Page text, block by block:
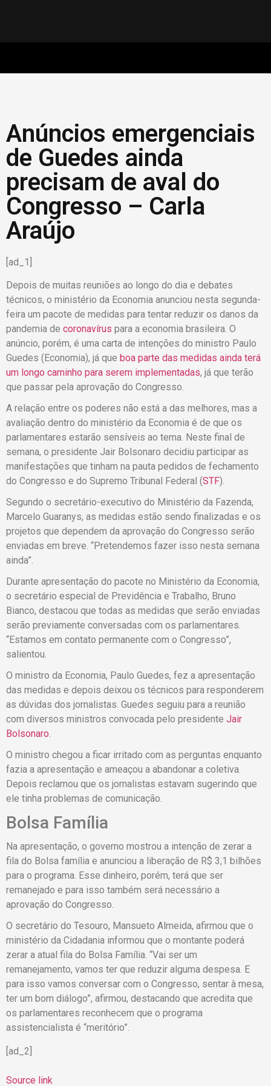
Anúncios emergenciais
de Guedes ainda
precisam de aval do
Congresso – Carla
Araújo
[ad_1]
Depois de muitas reuniões ao longo do dia e debates
técnicos, o ministério da Economia anunciou nesta segunda-
feira um pacote de medidas para tentar reduzir os danos da
pandemia de coronavírus para a economia brasileira. O
anúncio, porém, é uma carta de intenções do ministro Paulo
Guedes (Economia), já que boa parte das medidas ainda terá
um longo caminho para serem implementadas, já que terão
que passar pela aprovação do Congresso.
A relação entre os poderes não está a das melhores, mas a
avaliação dentro do ministério da Economia é de que os
parlamentares estarão sensíveis ao tema. Neste final de
semana, o presidente Jair Bolsonaro decidiu participar as
manifestações que tinham na pauta pedidos de fechamento
do Congresso e do Supremo Tribunal Federal (STF).
Segundo o secretário-executivo do Ministério da Fazenda,
Marcelo Guaranys, as medidas estão sendo finalizadas e os
projetos que dependem da aprovação do Congresso serão
enviadas em breve. “Pretendemos fazer isso nesta semana
ainda”.
Durante apresentação do pacote no Ministério da Economia,
o secretário especial de Previdência e Trabalho, Bruno
Bianco, destacou que todas as medidas que serão enviadas
serão previamente conversadas com os parlamentares.
“Estamos em contato permanente com o Congresso”,
salientou.
O ministro da Economia, Paulo Guedes, fez a apresentação
das medidas e depois deixou os técnicos para responderem
as dúvidas dos jornalistas. Guedes seguiu para a reunião
com diversos ministros convocada pelo presidente Jair
Bolsonaro.
O ministro chegou a ficar irritado com as perguntas enquanto
fazia a apresentação e ameaçou a abandonar a coletiva.
Depois reclamou que os jornalistas estavam sugerindo que
ele tinha problemas de comunicação.
Bolsa Família
Na apresentação, o governo mostrou a intenção de zerar a
fila do Bolsa família e anunciou a liberação de R$ 3,1 bilhões
para o programa. Esse dinheiro, porém, terá que ser
remanejado e para isso também será necessário a
aprovação do Congresso.
O secretário do Tesouro, Mansueto Almeida, afirmou que o
ministério da Cidadania informou que o montante poderá
zerar a atual fila do Bolsa Família. “Vai ser um
remanejamento, vamos ter que reduzir alguma despesa. E
para isso vamos conversar com o Congresso, sentar à mesa,
ter um bom diálogo”, afirmou, destacando que acredita que
os parlamentares reconhecem que o programa
assistencialista é “meritório”.
[ad_2]
Source link